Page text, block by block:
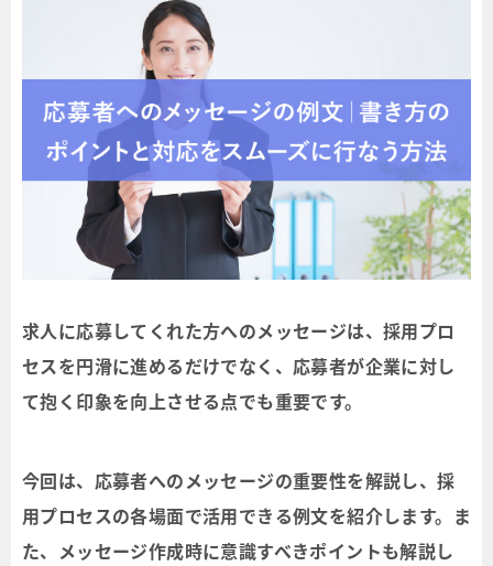
求人に応募してくれた方へのメッセージは、採用プロ
セスを円滑に進めるだけでなく、応募者が企業に対し
て抱く印象を向上させる点でも重要です。
今回は、応募者へのメッセージの重要性を解説し、採
用プロセスの各場面で活用できる例文を紹介します。ま
た、メッセージ作成時に意識すべきポイントも解説し